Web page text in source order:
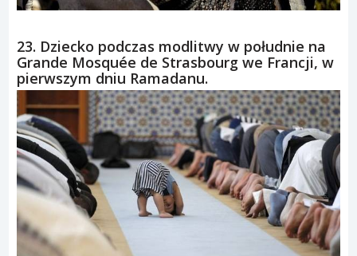
23. Dziecko podczas modlitwy w południe na
Grande Mosquée de Strasbourg we Francji, w
pierwszym dniu Ramadanu.